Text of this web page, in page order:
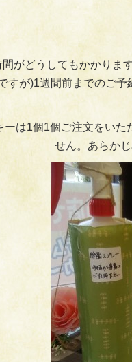
がどうしてもかかりま
すが)1週間前までのご
ーは1個1個ご注文をい
せん。あらか